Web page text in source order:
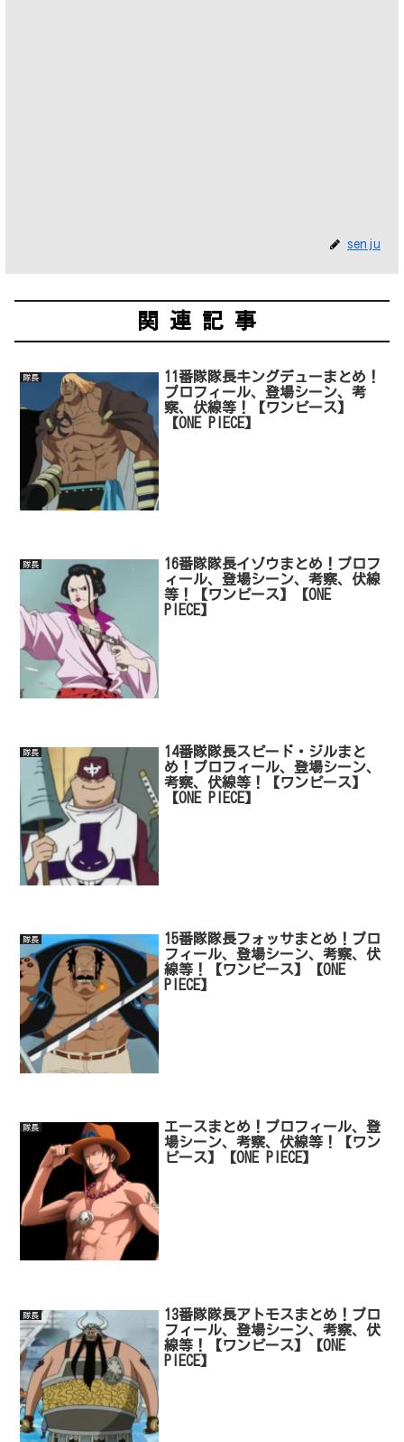
senju
関連記事
隊長
11番隊隊長キングデューまとめ！
プロフィール、登場シーン、考
察、伏線等！【ワンピース】
【ONE PIECE】
隊長
16番隊隊長イゾウまとめ！プロフ
ィール、登場シーン、考察、伏線
等！【ワンピース】【ONE
PIECE】
隊長
14番隊隊長スピード・ジルまと
め！プロフィール、登場シーン、
考察、伏線等！【ワンピース】
【ONE PIECE】
隊長
15番隊隊長フォッサまとめ！プロ
フィール、登場シーン、考察、伏
線等！【ワンピース】【ONE
PIECE】
隊長
エースまとめ！プロフィール、登
場シーン、考察、伏線等！【ワン
ピース】【ONE PIECE】
隊長
13番隊隊長アトモスまとめ！プロ
フィール、登場シーン、考察、伏
線等！【ワンピース】【ONE
PIECE】